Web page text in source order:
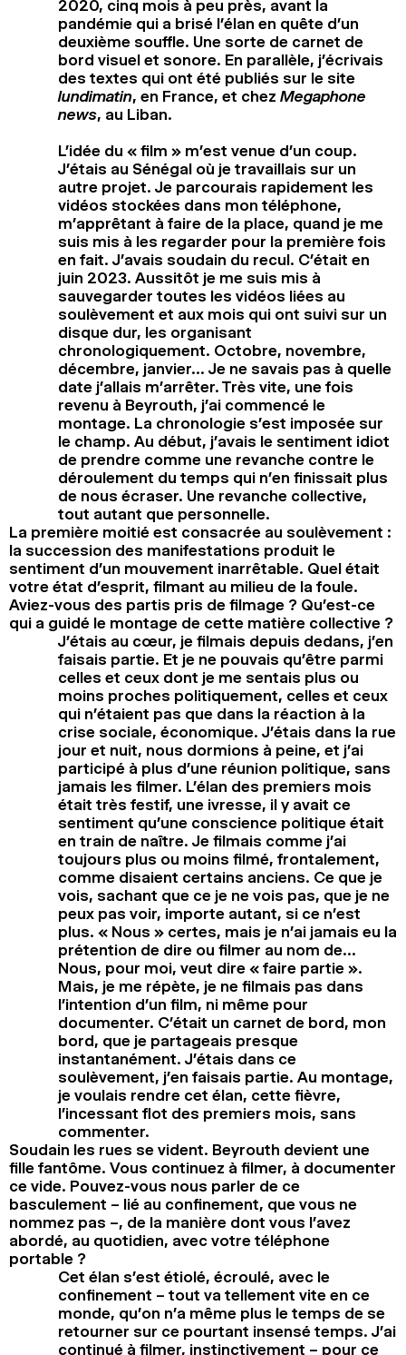
2020, cinq mois à peu près, avant la
pandémie qui a brisé l’élan en quête d’un
deuxième souffle. Une sorte de carnet de
bord visuel et sonore. En parallèle, j’écrivais
des textes qui ont été publiés sur le site
lundimatin, en France, et chez Megaphone
news, au Liban.
L’idée du « film » m’est venue d’un coup.
J’étais au Sénégal où je travaillais sur un
autre projet. Je parcourais rapidement les
vidéos stockées dans mon téléphone,
m’apprêtant à faire de la place, quand je me
suis mis à les regarder pour la première fois
en fait. J’avais soudain du recul. C’était en
juin 2023. Aussitôt je me suis mis à
sauvegarder toutes les vidéos liées au
soulèvement et aux mois qui ont suivi sur un
disque dur, les organisant
chronologiquement. Octobre, novembre,
décembre, janvier… Je ne savais pas à quelle
date j’allais m’arrêter. Très vite, une fois
revenu à Beyrouth, j’ai commencé le
montage. La chronologie s’est imposée sur
le champ. Au début, j’avais le sentiment idiot
de prendre comme une revanche contre le
déroulement du temps qui n’en finissait plus
de nous écraser. Une revanche collective,
tout autant que personnelle.
La première moitié est consacrée au soulèvement :
la succession des manifestations produit le
sentiment d’un mouvement inarrêtable. Quel était
votre état d’esprit, filmant au milieu de la foule.
Aviez-vous des partis pris de filmage ? Qu’est-ce
qui a guidé le montage de cette matière collective ?
J’étais au cœur, je filmais depuis dedans, j’en
faisais partie. Et je ne pouvais qu’être parmi
celles et ceux dont je me sentais plus ou
moins proches politiquement, celles et ceux
qui n’étaient pas que dans la réaction à la
crise sociale, économique. J’étais dans la rue
jour et nuit, nous dormions à peine, et j’ai
participé à plus d’une réunion politique, sans
jamais les filmer. L’élan des premiers mois
était très festif, une ivresse, il y avait ce
sentiment qu’une conscience politique était
en train de naître. Je filmais comme j’ai
toujours plus ou moins filmé, frontalement,
comme disaient certains anciens. Ce que je
vois, sachant que ce je ne vois pas, que je ne
peux pas voir, importe autant, si ce n’est
plus. « Nous » certes, mais je n’ai jamais eu la
prétention de dire ou filmer au nom de…
Nous, pour moi, veut dire « faire partie ».
Mais, je me répète, je ne filmais pas dans
l’intention d’un film, ni même pour
documenter. C’était un carnet de bord, mon
bord, que je partageais presque
instantanément. J’étais dans ce
soulèvement, j’en faisais partie. Au montage,
je voulais rendre cet élan, cette fièvre,
l’incessant flot des premiers mois, sans
commenter.
Soudain les rues se vident. Beyrouth devient une
fille fantôme. Vous continuez à filmer, à documenter
ce vide. Pouvez-vous nous parler de ce
basculement – lié au confinement, que vous ne
nommez pas –, de la manière dont vous l’avez
abordé, au quotidien, avec votre téléphone
portable ?
Cet élan s’est étiolé, écroulé, avec le
confinement – tout va tellement vite en ce
monde, qu’on n’a même plus le temps de se
retourner sur ce pourtant insensé temps. J’ai
continué à filmer, instinctivement – pour ce